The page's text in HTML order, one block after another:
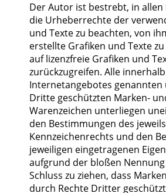
Der Autor ist bestrebt, in
die Urheberrechte der
und Texte zu beachten, von
erstellte Grafiken und Texte
auf lizenzfreie Grafiken und
zurückzugreifen. Alle
Internetangebotes genannten
Dritte geschützten Marken-
Warenzeichen unterliegen
den Bestimmungen des
Kennzeichenrechts und den
jeweiligen eingetragenen
aufgrund der bloßen
Schluss zu ziehen, dass
durch Rechte Dritter